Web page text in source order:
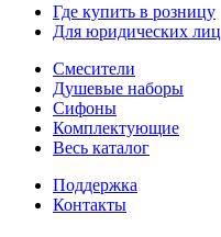
Где купить в розницу
Для юридических лиц
Смесители
Душевые наборы
Сифоны
Комплектующие
Весь каталог
Поддержка
Контакты